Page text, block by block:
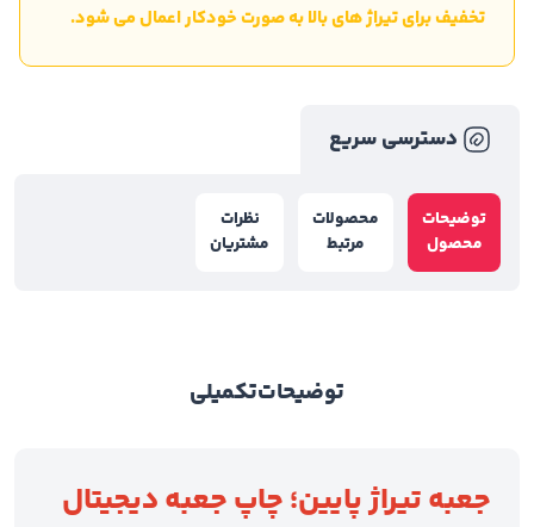
تخفیف برای تیراژ های بالا به صورت خودکار اعمال می شود.
دسترسی سریع
توضیحات
محصول
محصولات
مرتبط
نظرات
مشتریان
توضیحاتتکمیلی
جعبه تیراژ پایین؛ چاپ جعبه دیجیتال